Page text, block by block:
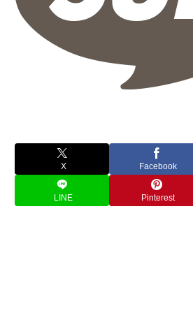
X Facebook
LINE Pinterest